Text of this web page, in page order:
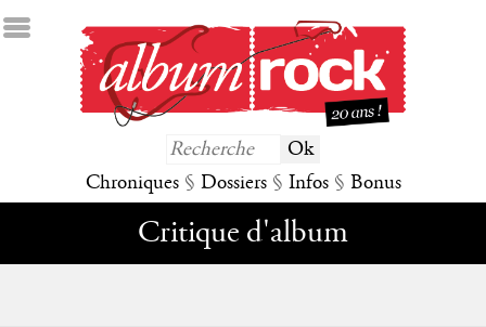
Chroniques § Dossiers § Infos § Bonus
Critique d'album